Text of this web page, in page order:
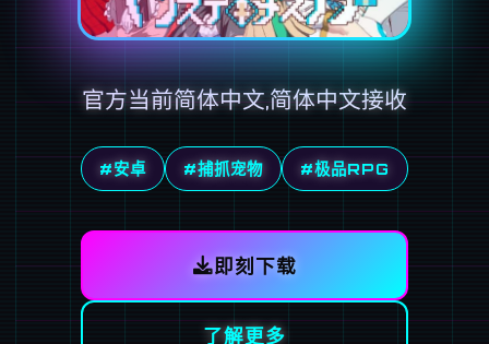
官方当前简体中文,简体中文接收
#安卓 #捕抓宠物 #极品RPG
即刻下载
了解更多